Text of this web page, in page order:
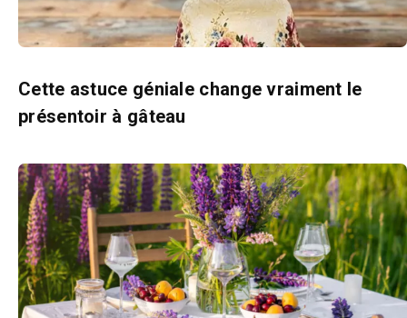
Cette astuce géniale change vraiment le
présentoir à gâteau